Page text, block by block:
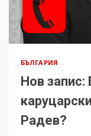
БЪЛГАРИЯ
Нов запис:
Радев?